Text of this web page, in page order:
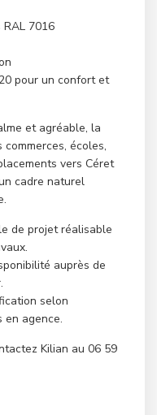
7016
pour un confort et
et agréable, la
écoles,
vers Céret
cadre naturel
de projet réalisable
auprès de
selon
en agence.
Kilian au 06 59